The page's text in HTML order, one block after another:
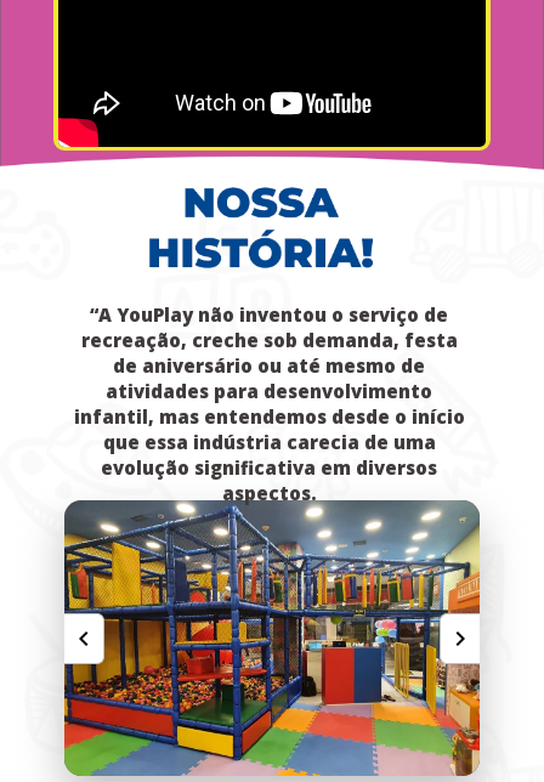
“A YouPlay não inventou o serviço de
recreação, creche sob demanda, festa
de aniversário ou até mesmo de
atividades para desenvolvimento
infantil, mas entendemos desde o início
que essa indústria carecia de uma
evolução significativa em diversos
aspectos.